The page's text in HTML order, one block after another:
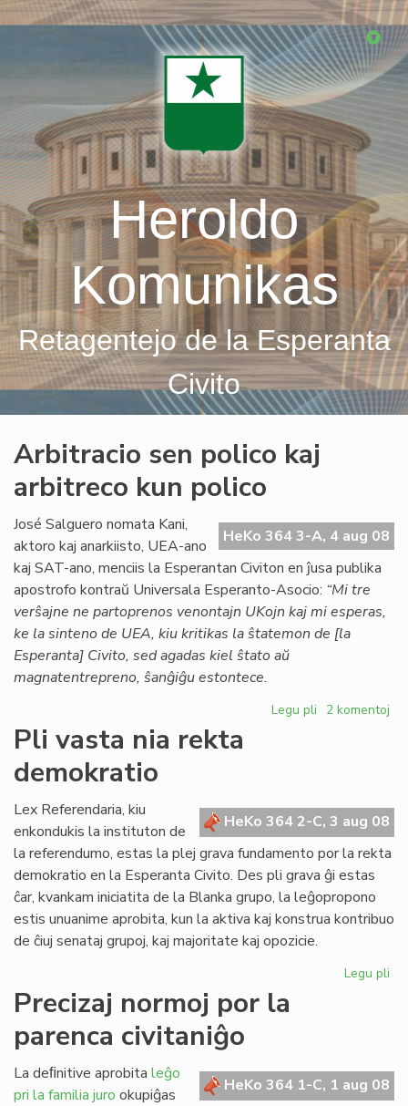
Skip
Heroldo
Komunikas
Retagentejo de la Esperanta
Civito
Arbitracio sen polico kaj
arbitreco kun polico
HeKo 364 3-A, 4 aug 08
José Salguero nomata Kani,
aktoro kaj anarkiisto, UEA-ano
kaj SAT-ano, menciis la Esperantan Civiton en ĵusa publika
apostrofo kontraŭ Universala Esperanto-Asocio: “Mi tre
verŝajne ne partoprenos venontajn UKojn kaj mi esperas,
ke la sinteno de UEA, kiu kritikas la ŝtatemon de [la
Esperanta] Civito, sed agadas kiel ŝtato aŭ
magnatentrepreno, ŝanĝiĝu estontece.
Legu pli pri
arbitreco
kun
polico
2 komentoj
Pli vasta nia rekta
demokratio
HeKo 364 2-C, 3 aug 08
Lex Referendaria, kiu
enkondukis la instituton de
la referendumo, estas la plej grava fundamento por la rekta
demokratio en la Esperanta Civito. Des pli grava ĝi estas
ĉar, kvankam iniciatita de la Blanka grupo, la leĝopropono
estis unuanime aprobita, kun la aktiva kaj konstrua kontribuo
de ĉiuj senataj grupoj, kaj majoritate kaj opozicie.
Legu pli
Precizaj normoj por la
parenca civitaniĝo
HeKo 364 1-C, 1 aug 08
La deﬁnitive aprobita leĝo
pri la familia juro okupiĝas